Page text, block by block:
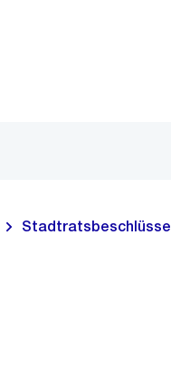
Stadtratsbeschlüsse